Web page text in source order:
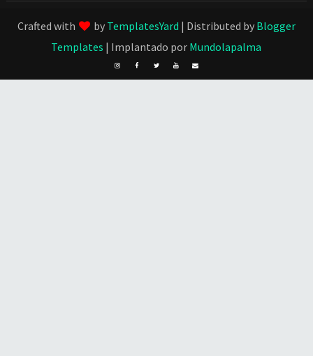
Crafted with by TemplatesYard | Distributed by Blogger
Templates | Implantado por Mundolapalma